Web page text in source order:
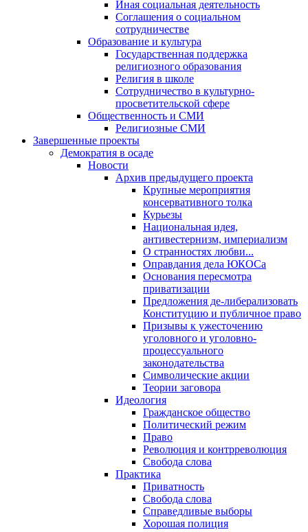
Иная социальная деятельность
Соглашения о социальном
сотрудничестве
Образование и культура
Государственная поддержка
религиозного образования
Религия в школе
Сотрудничество в культурно-
просветительской сфере
Общественность и СМИ
Религиозные СМИ
Завершенные проекты
Демократия в осаде
Новости
Архив предыдущего проекта
Крупные мероприятия
консервативного толка
Курьезы
Национальная идея,
антивестернизм, империализм
О странностях любви...
Оправдания дела ЮКОСа
Основания пересмотра
приватизации
Предложения де-либерализовать
Конституцию и публичное право
Призывы к ужесточению
уголовного и уголовно-
процессуального
законодательства
Символические акции
Теории заговора
Идеология
Гражданское общество
Политический режим
Право
Революция и контрреволюция
Свобода слова
Практика
Приватность
Свобода слова
Справедливые выборы
Хорошая полиция